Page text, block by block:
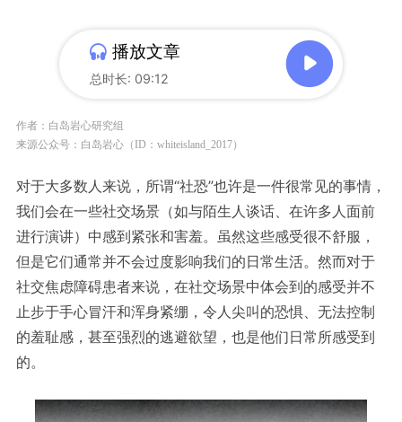
播放文章
总时长: 09:12
作者： 白岛岩心研究组
来源公众号：白岛岩心（ID：whiteisland_2017）
对于大多数人来说，所谓“社恐”也许是一件很常见的事情，
我们会在一些社交场景（如与陌生人谈话、在许多人面前
进行演讲）中感到紧张和害羞。虽然这些感受很不舒服，
但是它们通常并不会过度影响我们的日常生活。然而对于
社交焦虑障碍患者来说，在社交场景中体会到的感受并不
止步于手心冒汗和浑身紧绷，令人尖叫的恐惧、无法控制
的羞耻感，甚至强烈的逃避欲望，也是他们日常所感受到
的。